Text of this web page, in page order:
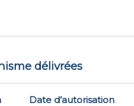
délivrées
Date d’autorisation